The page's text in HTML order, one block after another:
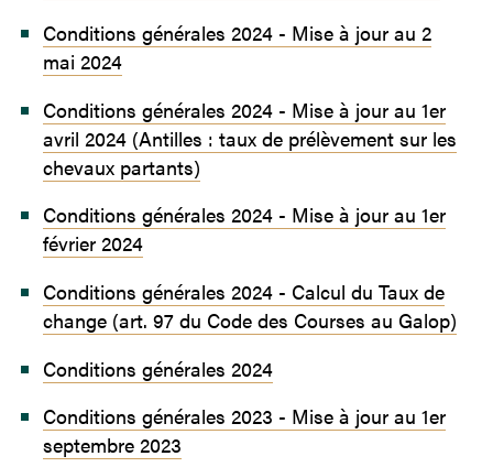
Conditions générales 2024 - Mise à jour au 2
mai 2024
Conditions générales 2024 - Mise à jour au 1er
avril 2024 (Antilles : taux de prélèvement sur les
chevaux partants)
Conditions générales 2024 - Mise à jour au 1er
février 2024
Conditions générales 2024 - Calcul du Taux de
change (art. 97 du Code des Courses au Galop)
Conditions générales 2024
Conditions générales 2023 - Mise à jour au 1er
septembre 2023